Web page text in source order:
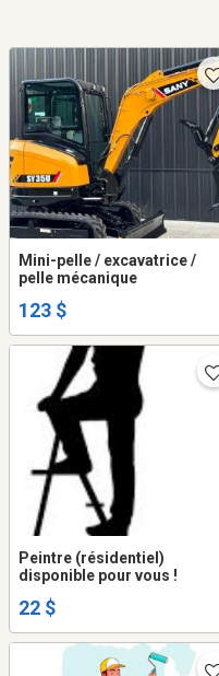
Mini-pelle / excavatrice /
pelle mécanique
123 $
Peintre (résidentiel)
disponible pour vous !
22 $